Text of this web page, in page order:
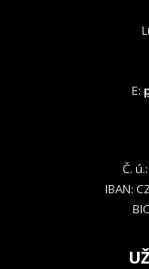
E:
Č.
IBAN: